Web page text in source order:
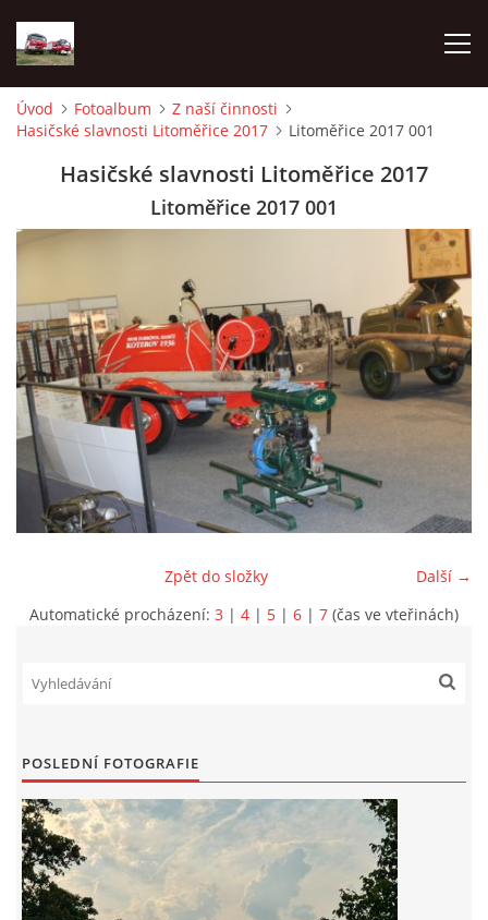
TECHNIKA
ZÁSAHY
PREVENCE
SYMBOLY
INFORMACE
Sbor dobrovolných hasičů Koterov
Úvod Fotoalbum
Z naší činnosti
Hasičské slavnosti Litoměřice 2017
Litoměřice 2017 001
Hasičské slavnosti Litoměřice 2017
Litoměřice 2017 001
Další →
Zpět do složky
Automatické procházení: 3 | 4 | 5 | 6 | 7 (čas ve vteřinách)
POSLEDNÍ FOTOGRAFIE